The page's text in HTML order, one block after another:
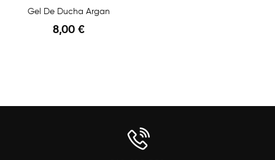
Gel De Ducha Argan
8,00 €